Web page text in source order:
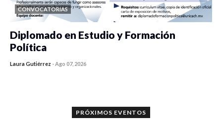
CONVOCATORIAS
Diplomado en Estudio y Formación
Política
Laura Gutiérrez -Ago 07, 2026
PRÓXIMOS EVENTOS